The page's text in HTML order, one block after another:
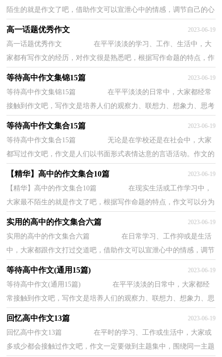
陌生的就是作文了吧，借助作文可以宣泄心中的情感，调节自己的心
高一话题优秀作文 2023-06-19
高一话题优秀作文 在平平淡淡的学习、工作、生活中，大
家都有写作文的经历，对作文很是熟悉吧，根据写作命题的特点，作
等待高中作文集锦15篇 2023-06-19
等待高中作文集锦15篇 在平平淡淡的日常中，大家都经常
接触到作文吧，写作文是培养人们的观察力、联想力、想象力、思考
等待高中作文集合15篇 2023-06-19
等待高中作文集合15篇 无论是在学校还是在社会中，大家
都写过作文吧，作文是人们以书面形式表情达意的言语活动。作文的
【精华】高中的作文集合10篇 2023-06-19
【精华】高中的作文集合10篇 在现实生活或工作学习中，
大家最不陌生的就是作文了吧，根据写作命题的特点，作文可以分为
命题作文和非命题作文。相信许多人会觉得作...
实用的高中的作文集合六篇 2023-06-19
实用的高中的作文集合六篇 在日常学习、工作抑或是生活
中，大家都跟作文打过交道吧，借助作文可以宣泄心中的情感，调节
等待高中作文(通用15篇) 2023-06-19
等待高中作文(通用15篇) 在平平淡淡的日常中，大家都经
常接触到作文吧，写作文是培养人们的观察力、联想力、想象力、思
回忆高中作文13篇 2023-06-19
回忆高中作文13篇 在平时的学习、工作或生活中，大家或
多或少都会接触过作文吧，作文一定要做到主题集中，围绕同一主题